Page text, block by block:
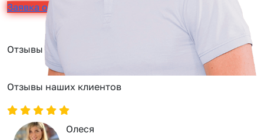
Заявка онлайн
Отзывы
Отзывы наших клиентов
Олеся